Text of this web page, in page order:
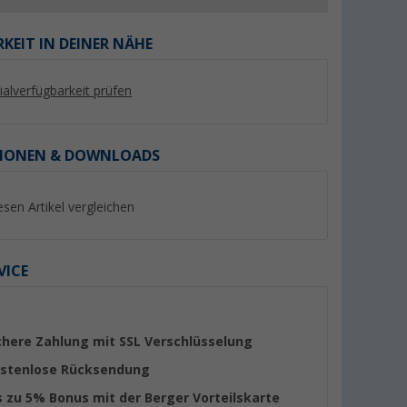
IN DEINER NÄHE
prüfen
& DOWNLOADS
Artikel vergleichen
Zahlung mit SSL Verschlüsselung
Rücksendung
zu 5% Bonus mit der Berger Vorteilskarte
100)